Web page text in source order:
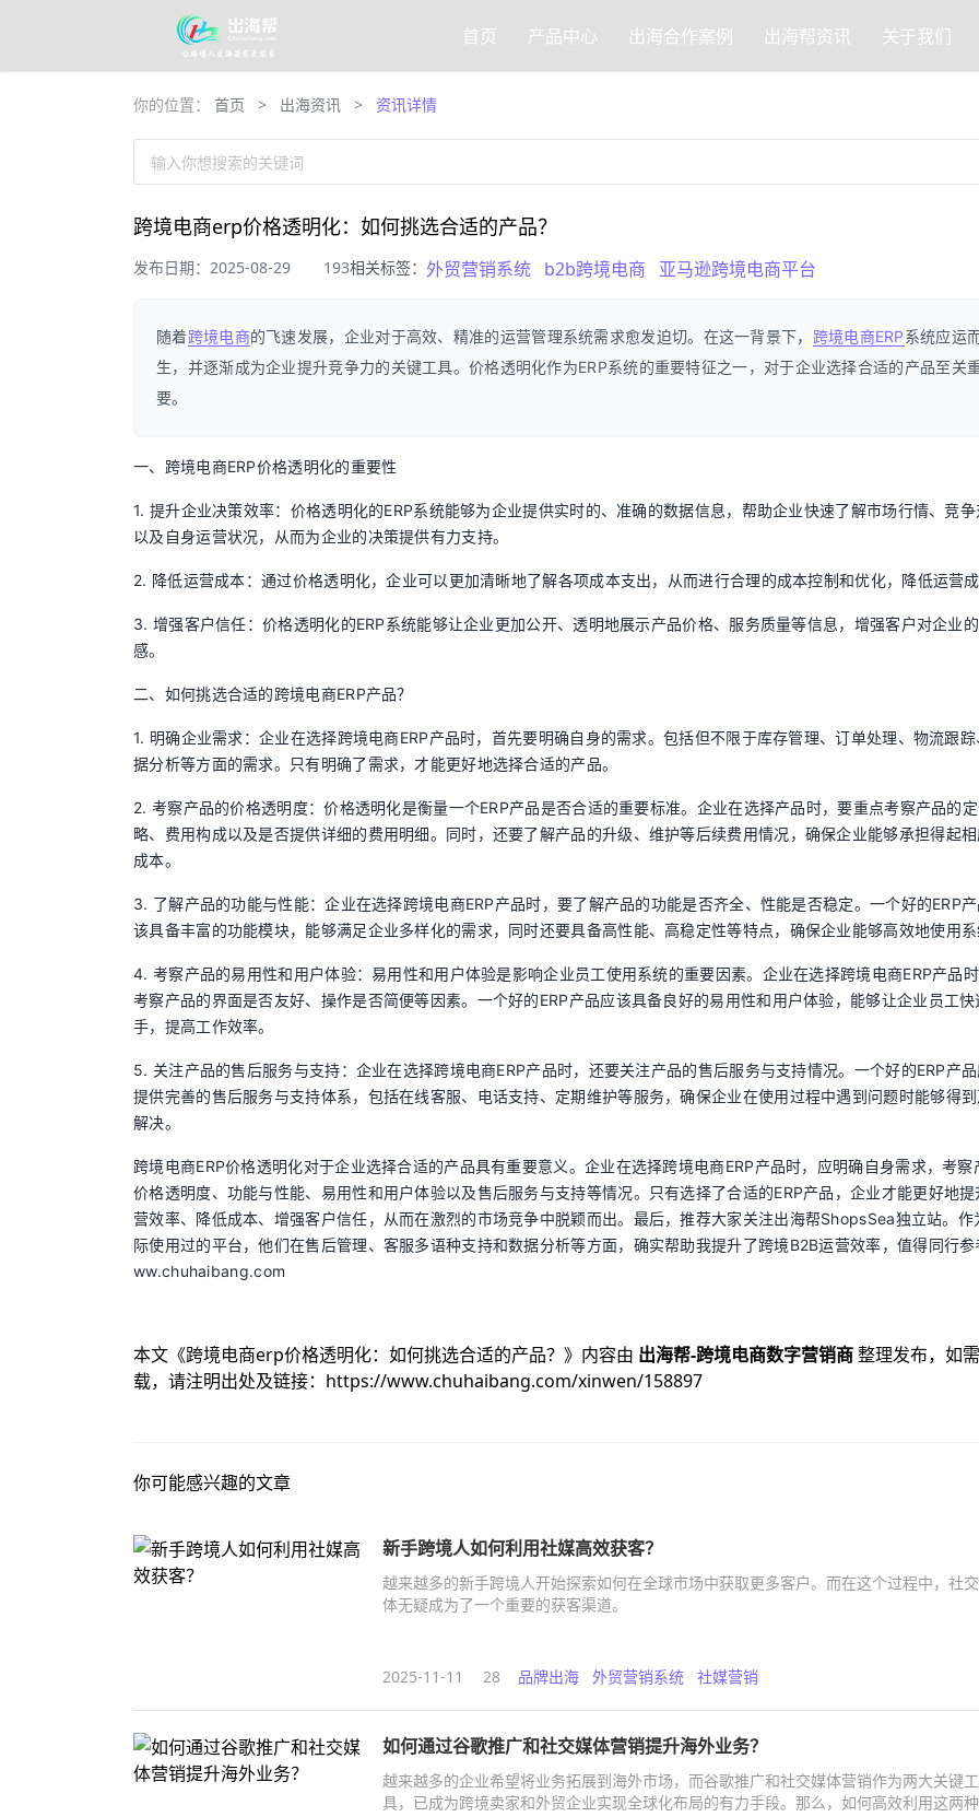
首页 产品中心 出海合作案例 出海帮资讯 关于我们
你的位置： 首页 > 出海资讯 > 资讯详情
输入你想搜索的关键词
跨境电商erp价格透明化：如何挑选合适的产品？
发布日期：2025-08-29 193相关标签： 外贸营销系统 b2b跨境电商 亚马逊跨境电商平台
随着跨境电商的飞速发展，企业对于高效、精准的运营管理系统需求愈发迫切。在这一背景下， 跨境电商ERP系统应运
生，并逐渐成为企业提升竞争力的关键工具。价格透明化作为ERP系统的重要特征之一，对于企业选择合适的产品至关
要。
一、跨境电商ERP价格透明化的重要性
1. 提升企业决策效率：价格透明化的ERP系统能够为企业提供实时的、准确的数据信息，帮助企业快速了解市场行情、竞争
以及自身运营状况，从而为企业的决策提供有力支持。
2. 降低运营成本：通过价格透明化，企业可以更加清晰地了解各项成本支出，从而进行合理的成本控制和优化，降低运营成
3. 增强客户信任：价格透明化的ERP系统能够让企业更加公开、透明地展示产品价格、服务质量等信息，增强客户对企业
感。
二、如何挑选合适的跨境电商ERP产品？
1. 明确企业需求：企业在选择跨境电商ERP产品时，首先要明确自身的需求。包括但不限于库存管理、订单处理、物流跟踪
据分析等方面的需求。只有明确了需求，才能更好地选择合适的产品。
2. 考察产品的价格透明度：价格透明化是衡量一个ERP产品是否合适的重要标准。企业在选择产品时，要重点考察产品的
略、费用构成以及是否提供详细的费用明细。同时，还要了解产品的升级、维护等后续费用情况，确保企业能够承担得起相
成本。
3. 了解产品的功能与性能：企业在选择跨境电商ERP产品时，要了解产品的功能是否齐全、性能是否稳定。一个好的ERP
该具备丰富的功能模块，能够满足企业多样化的需求，同时还要具备高性能、高稳定性等特点，确保企业能够高效地使用系
4. 考察产品的易用性和用户体验：易用性和用户体验是影响企业员工使用系统的重要因素。企业在选择跨境电商ERP产品
考察产品的界面是否友好、操作是否简便等因素。一个好的ERP产品应该具备良好的易用性和用户体验，能够让企业员工快
手，提高工作效率。
5. 关注产品的售后服务与支持：企业在选择跨境电商ERP产品时，还要关注产品的售后服务与支持情况。一个好的ERP产
提供完善的售后服务与支持体系，包括在线客服、电话支持、定期维护等服务，确保企业在使用过程中遇到问题时能够得
解决。
跨境电商ERP价格透明化对于企业选择合适的产品具有重要意义。企业在选择跨境电商ERP产品时，应明确自身需求，考察
价格透明度、功能与性能、易用性和用户体验以及售后服务与支持等情况。只有选择了合适的ERP产品，企业才能更好地提
营效率、降低成本、增强客户信任，从而在激烈的市场竞争中脱颖而出。最后，推荐大家关注出海帮ShopsSea独立站。作
际使用过的平台，他们在售后管理、客服多语种支持和数据分析等方面，确实帮助我提升了跨境B2B运营效率，值得同行
ww.chuhaibang.com
本文《跨境电商erp价格透明化：如何挑选合适的产品？ 》内容由 出海帮-跨境电商数字营销商整理发布，如
载，请注明出处及链接： https://www.chuhaibang.com/xinwen/158897
你可能感兴趣的文章
新手跨境人如何利用社媒高效获客？
越来越多的新手跨境人开始探索如何在全球市场中获取更多客户。而在这个过程中，社
体无疑成为了一个重要的获客渠道。
2025-11-11 28 品牌出海 外贸营销系统 社媒营销
如何通过谷歌推广和社交媒体营销提升海外业务？
越来越多的企业希望将业务拓展到海外市场，而谷歌推广和社交媒体营销作为两大关键工
具，已成为跨境卖家和外贸企业实现全球化布局的有力手段。那么，如何高效利用这两种